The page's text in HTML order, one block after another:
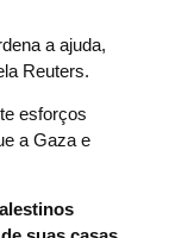
a ajuda,
Reuters.
esforços
a Gaza e